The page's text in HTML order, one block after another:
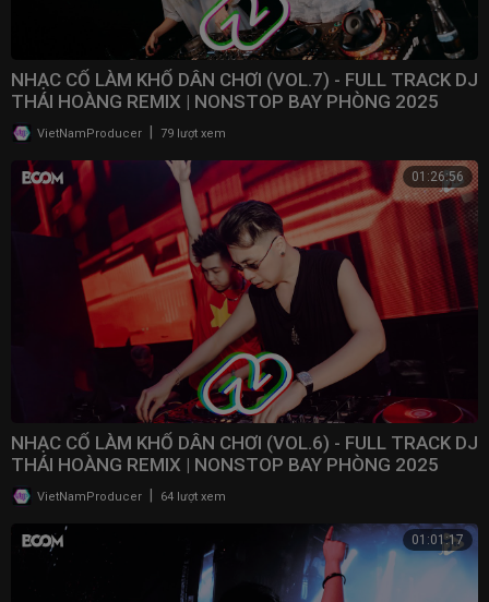
NHẠC CỔ LÀM KHỔ DÂN CHƠI (VOL.7) - FULL TRACK DJ
THÁI HOÀNG REMIX | NONSTOP BAY PHÒNG 2025
VietNamProducer 79 lượt xem
01:26:56
NHẠC CỔ LÀM KHỔ DÂN CHƠI (VOL.6) - FULL TRACK DJ
THÁI HOÀNG REMIX | NONSTOP BAY PHÒNG 2025
VietNamProducer | 64 lượt xem
01:01:17